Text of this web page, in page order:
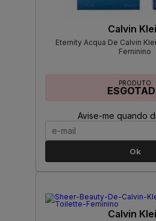
Calvin
Eternity Acqua De Calvin
Feminino
PRODUTO
Avise-me quando
Ok
Calvin